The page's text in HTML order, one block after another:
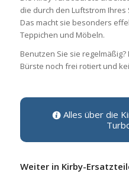
die durch den Luftstrom
Das macht sie besonders
Teppichen und Möbeln.
Benutzen Sie sie
Bürste noch frei rotiert und
Alles über die
Weiter in Kirby-